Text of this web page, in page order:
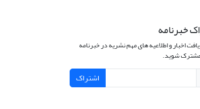
خبرنامه
اخبار و اطلاعیه های مهم نشریه در خبرنامه
شوید.
اشتراک